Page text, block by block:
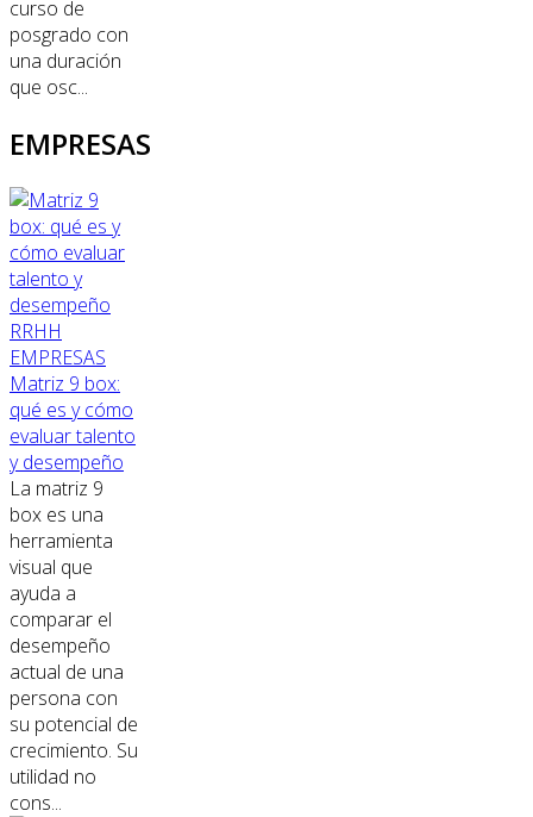
curso de
posgrado con
una duración
que osc...
EMPRESAS
RRHH
EMPRESAS
Matriz 9 box:
qué es y cómo
evaluar talento
y desempeño
La matriz 9
box es una
herramienta
visual que
ayuda a
comparar el
desempeño
actual de una
persona con
su potencial de
crecimiento. Su
utilidad no
cons...